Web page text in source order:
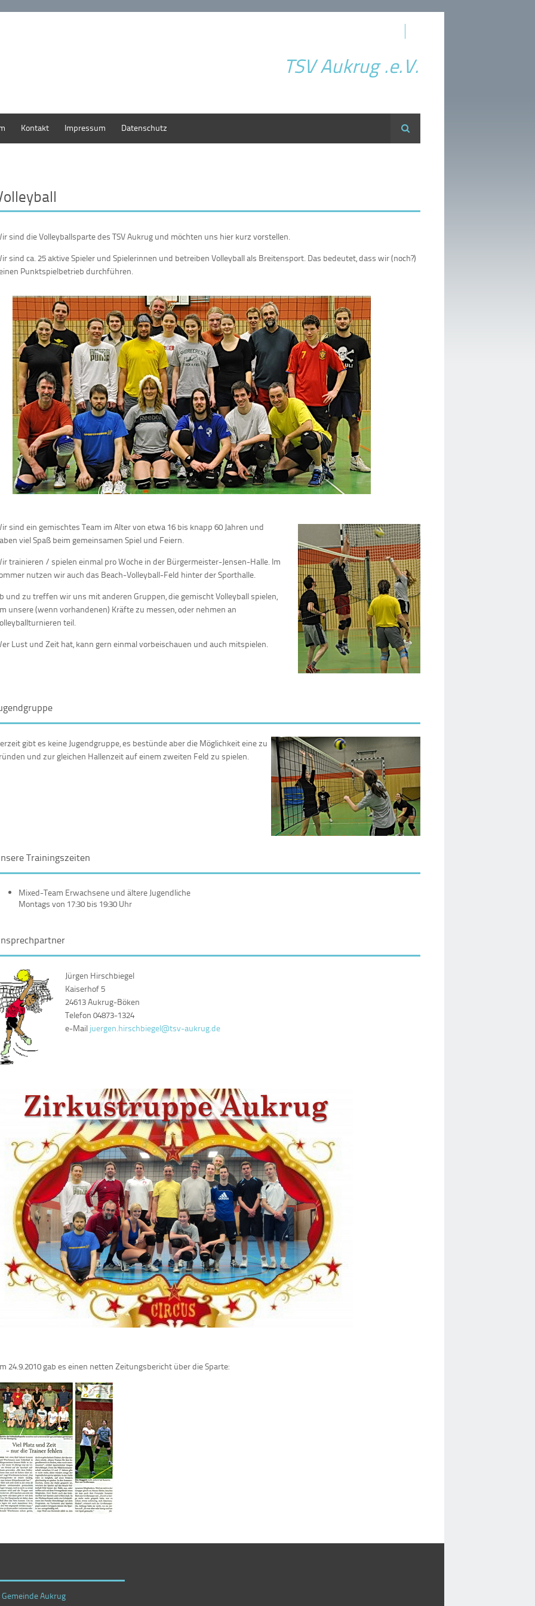
TSV Aukrug .e.V.
Kontakt Impressum Datenschutz Suche
sind die Volleyballsparte des TSV Aukrug und möchten uns hier kurz vorstellen.
sind ca. 25 aktive Spieler und Spielerinnen und betreiben Volleyball als Breitensport. Das bedeutet, dass wir (noch?)
Punktspielbetrieb durchführen.
sind ein gemischtes Team im Alter von etwa 16 bis knapp 60 Jahren und
viel Spaß beim gemeinsamen Spiel und Feiern.
trainieren / spielen einmal pro Woche in der Bürgermeister-Jensen-Halle. Im
nutzen wir auch das Beach-Volleyball-Feld hinter der Sporthalle.
und zu treffen wir uns mit anderen Gruppen, die gemischt Volleyball spielen,
unsere (wenn vorhandenen) Kräfte zu messen, oder nehmen an
teil.
Lust und Zeit hat, kann gern einmal vorbeischauen und auch mitspielen.
gibt es keine Jugendgruppe, es bestünde aber die Möglichkeit eine zu
und zur gleichen Hallenzeit auf einem zweiten Feld zu spielen.
Trainingszeiten
Mixed-Team Erwachsene und ältere Jugendliche
Montags von 17:30 bis 19:30 Uhr
Jürgen Hirschbiegel
Kaiserhof 5
24613 Aukrug-Böken
Telefon 04873-1324
e-Mail juergen.hirschbiegel@tsv-aukrug.de
24.9.2010 gab es einen netten Zeitungsbericht über die Sparte:
Aukrug